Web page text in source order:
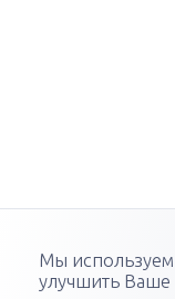
Мы
улучшить Ваше